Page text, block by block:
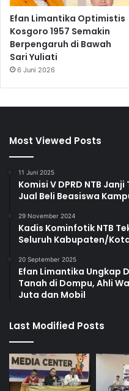
Efan Limantika Optimistis
Kosgoro 1957 Semakin
Berpengaruh di Bawah
Sari Yuliati
6 Juni 2026
Most Viewed Posts
11 Juni 2025
Komisi V DPRD NTB
Jual Beli Beasiswa
29 November 2024
Kadis Kominfotik NTB
Seluruh Kabupaten/
20 September 2025
Efan Limantika Ungkap
Tanah di Dompu, Ahli
Juta dan Mobil
Last Modified Posts